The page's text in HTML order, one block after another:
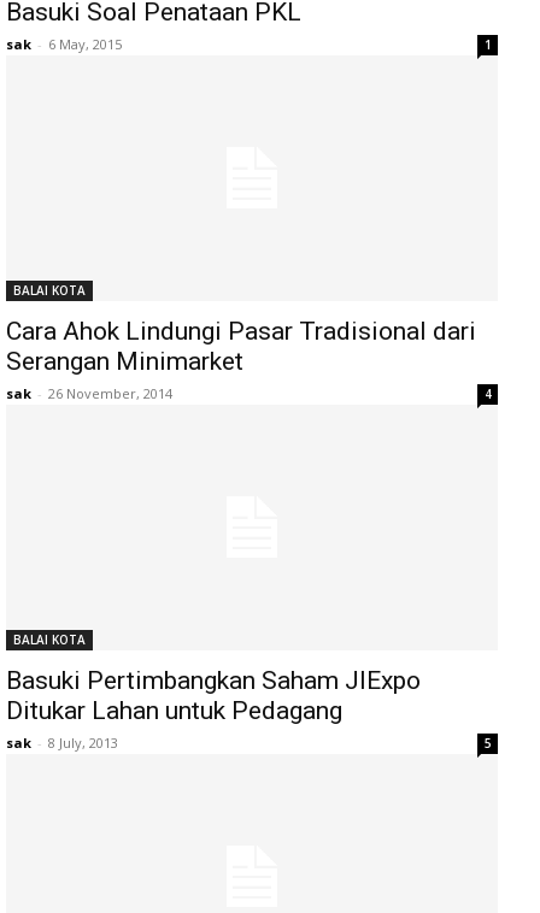
Basuki Soal Penataan PKL
sak - 6 May, 2015 1
BALAI KOTA
Cara Ahok Lindungi Pasar Tradisional dari
Serangan Minimarket
sak - 26 November, 2014 4
BALAI KOTA
Basuki Pertimbangkan Saham JIExpo
Ditukar Lahan untuk Pedagang
sak - 8 July, 2013 5